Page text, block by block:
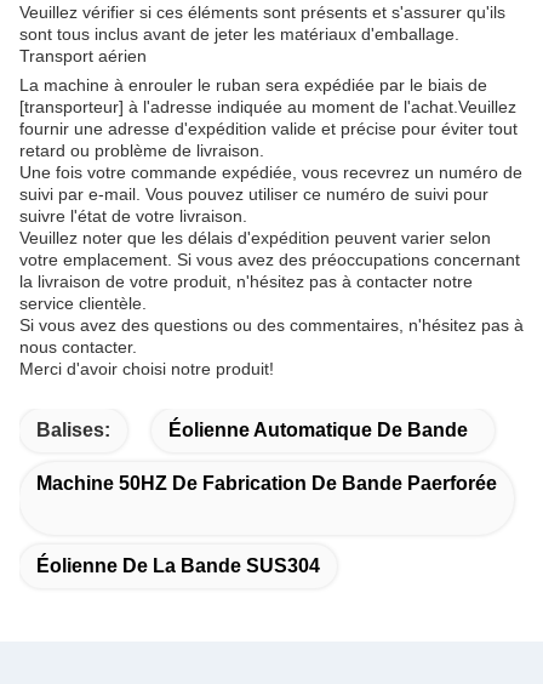
Veuillez vérifier si ces éléments sont présents et s'assurer qu'ils
sont tous inclus avant de jeter les matériaux d'emballage.
Transport aérien
La machine à enrouler le ruban sera expédiée par le biais de
[transporteur] à l'adresse indiquée au moment de l'achat.Veuillez
fournir une adresse d'expédition valide et précise pour éviter tout
retard ou problème de livraison.
Une fois votre commande expédiée, vous recevrez un numéro de
suivi par e-mail. Vous pouvez utiliser ce numéro de suivi pour
suivre l'état de votre livraison.
Veuillez noter que les délais d'expédition peuvent varier selon
votre emplacement. Si vous avez des préoccupations concernant
la livraison de votre produit, n'hésitez pas à contacter notre
service clientèle.
Si vous avez des questions ou des commentaires, n'hésitez pas à
nous contacter.
Merci d'avoir choisi notre produit!
Balises: Éolienne Automatique De Bande
Machine 50HZ De Fabrication De Bande Paerforée
Éolienne De La Bande SUS304